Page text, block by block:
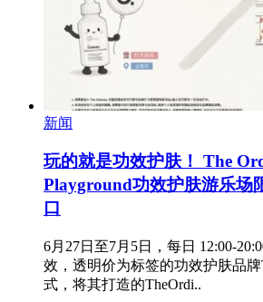
新闻
玩的就是功效护肤！ The
Playground功效护肤游乐场
口
6月27日至7月5日，每日 12:00-
效，透明价为标签的功效护肤品牌
式，将其打造的TheOrdi..